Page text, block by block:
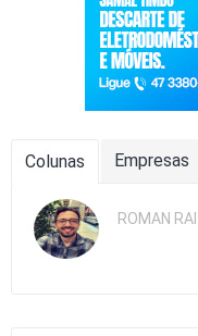
Colunas Empresas
ROMAN